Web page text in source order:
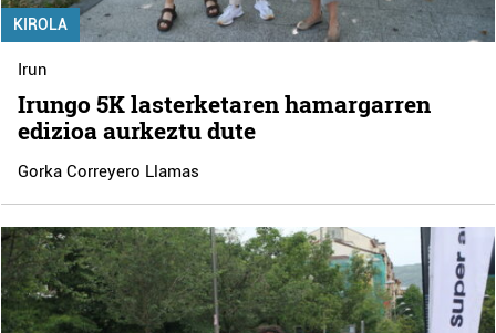
KIROLA
Irun
Irungo 5K lasterketaren hamargarren
edizioa aurkeztu dute
Gorka Correyero Llamas